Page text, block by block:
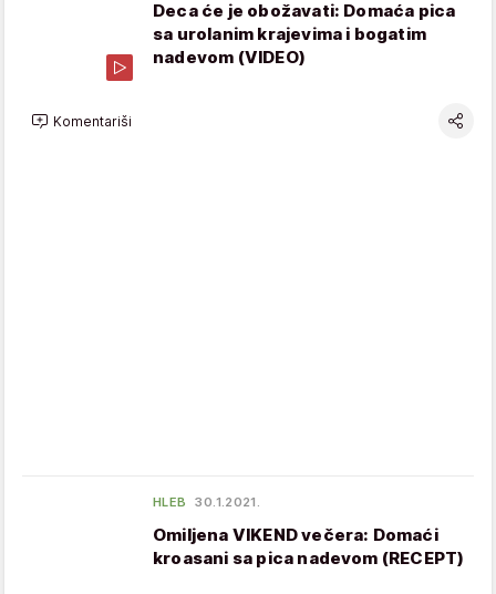
Deca će je obožavati: Domaća pica
sa urolanim krajevima i bogatim
nadevom (VIDEO)
Komentariši
HLEB 30.1.2021.
Omiljena VIKEND večera: Domaći
kroasani sa pica nadevom (RECEPT)